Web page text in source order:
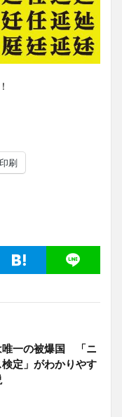
印刷
唯一の被爆国 「ニ
検定」がわかりやす